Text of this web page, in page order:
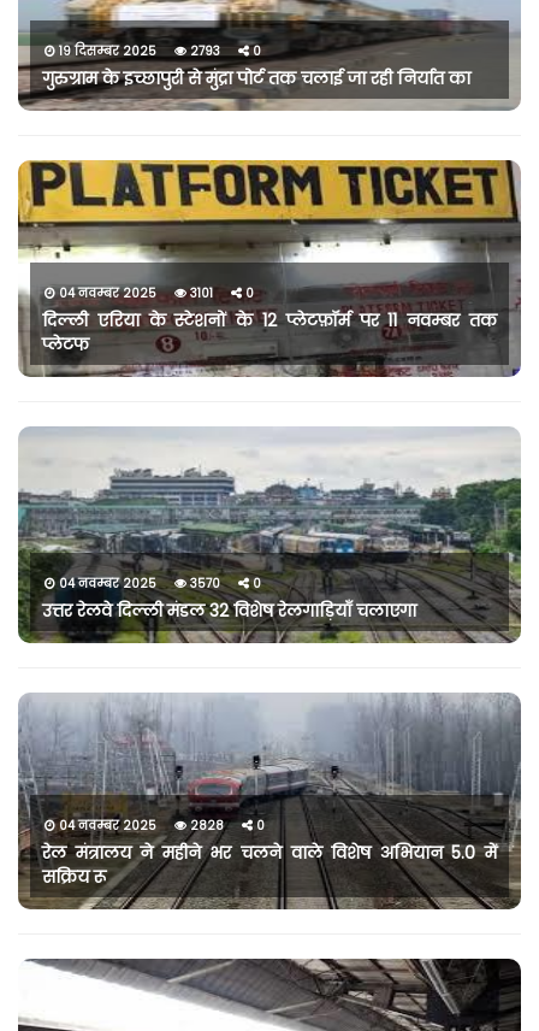
19 दिसम्बर 2025 2793 0
गुरुग्राम के इच्छापुरी से मुंद्रा पोर्ट तक चलाई जा रही निर्यात का
04 नवम्बर 2025 3101 0
दिल्ली एरिया के स्टेशनों के 12 प्लेटफ़ॉर्म पर 11 नवम्बर तक
प्लेटफ
04 नवम्बर 2025 3570 0
उत्तर रेलवे दिल्ली मंडल 32 विशेष रेलगाड़ियाँ चलाएगा
04 नवम्बर 2025 2828 0
रेल मंत्रालय ने महीने भर चलने वाले विशेष अभियान 5.0 में
सक्रिय रू